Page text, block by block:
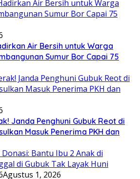
Air Bersih untuk Warga
Sumur Bor Capai 75
Janda Penghuni Gubuk Reot di
Masuk Penerima PKH dan
Agustus 1, 2026